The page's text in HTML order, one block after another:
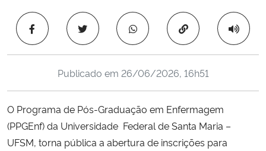
Ministério da Cidadania
Ministério da Saúde
Ministério de Minas e Energia
Ministério da Ciência, Tecnologia, Inovações e Comunicações
Ministério do Meio Ambiente
Copiar para área
Publicado em 26/06/2026, 16h51
O Programa de Pós-Graduação em Enfermagem
(PPGEnf) da Universidade Federal de Santa Maria –
UFSM, torna pública a abertura de inscrições para